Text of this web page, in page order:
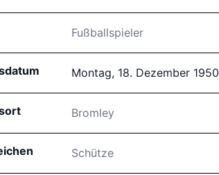
Fußballspieler
Montag, 18. Dezember 1950
Bromley
Schütze